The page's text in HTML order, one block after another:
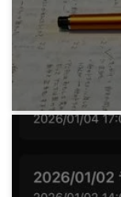
英検一級
お気に入りの